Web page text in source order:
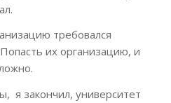
требовался
их организацию, и
я закончил, университет